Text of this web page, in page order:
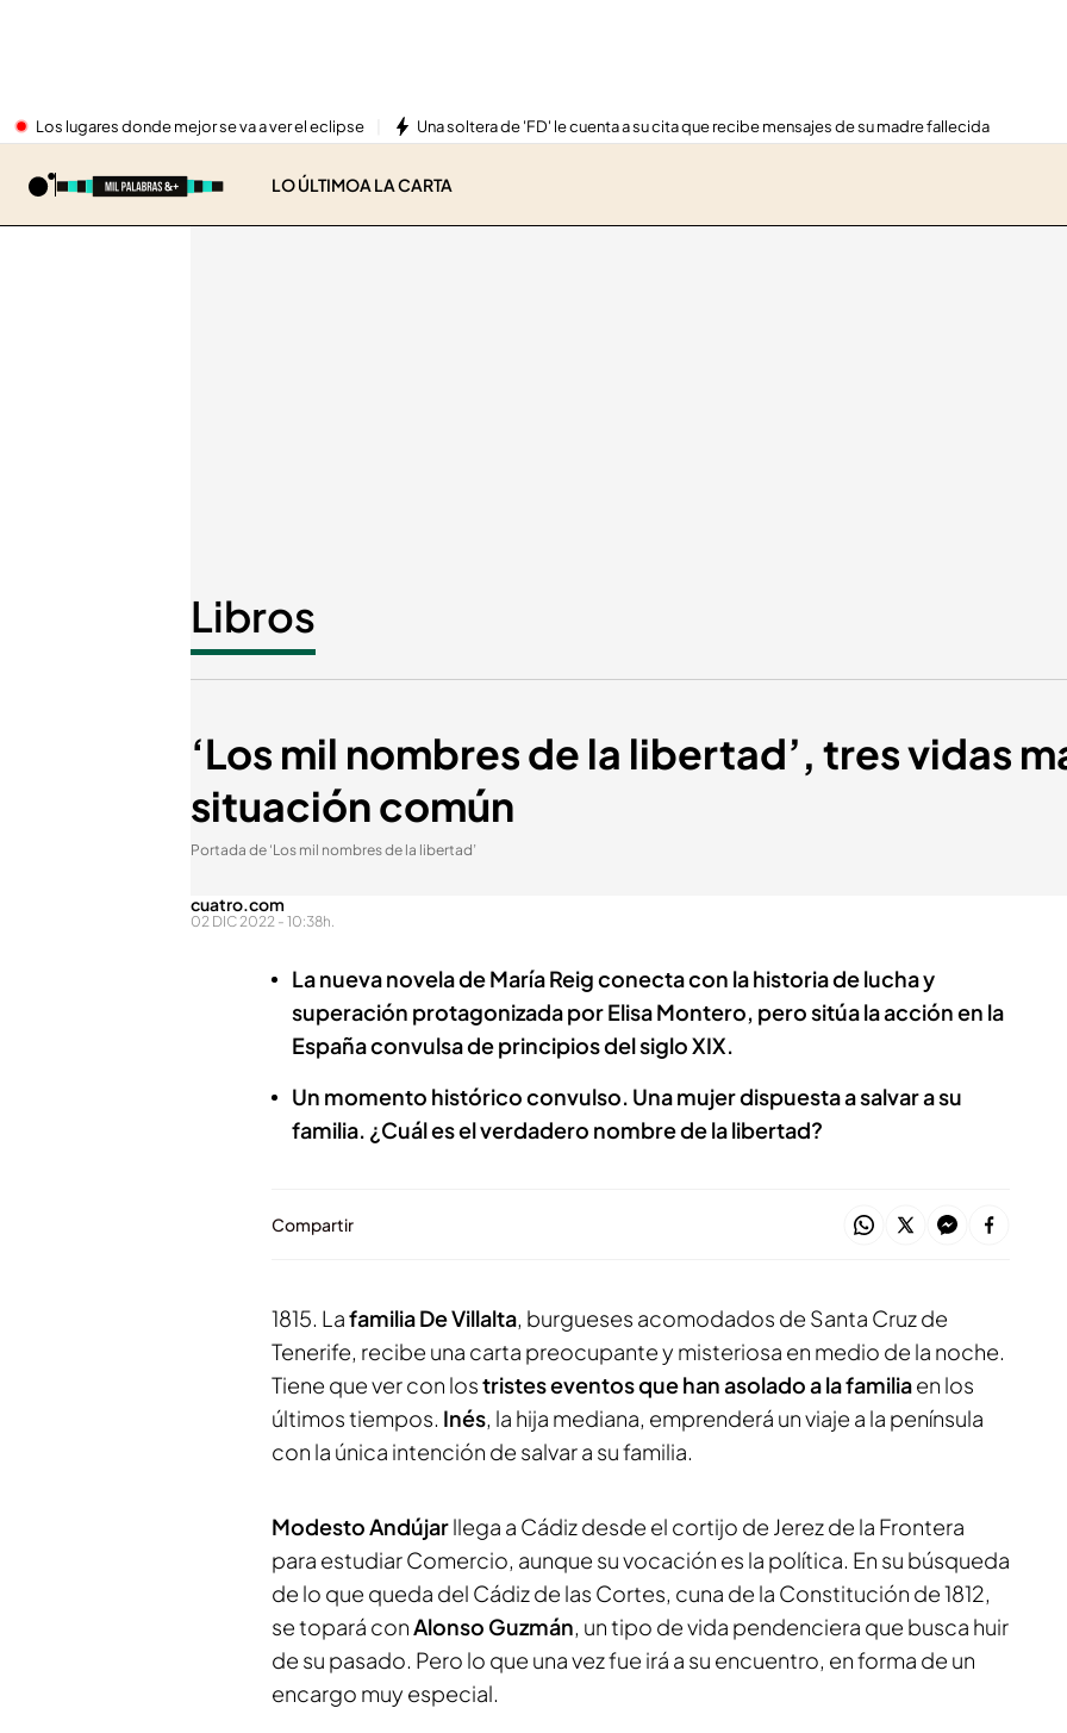
Los lugares donde mejor se va a ver el eclipse Una soltera de 'FD' le cuenta a su cita que recibe mensajes de su madre fallecida
LO ÚLTIMOA LA CARTA
Libros
‘Los mil nombres de la libertad’, tres vidas
situación común
Portada de ‘Los mil nombres de la libertad’
cuatro.com
02 DIC 2022 - 10:38h.
La nueva novela de María Reig conecta con la historia de lucha y
superación protagonizada por Elisa Montero, pero sitúa la acción en la
España convulsa de principios del siglo XIX.
Un momento histórico convulso. Una mujer dispuesta a salvar a su
familia. ¿Cuál es el verdadero nombre de la libertad?
Compartir
1815. Lafamilia De Villalta, burgueses acomodados de Santa Cruz de
Tenerife, recibe una carta preocupante y misteriosa en medio de la noche.
Tiene que ver con lostristes eventos que han asolado a la familiaen los
últimos tiempos. Inés, la hija mediana, emprenderá un viaje a la península
con la única intención de salvar a su familia.
Modesto Andújarllega a Cádiz desde el cortijo de Jerez de la Frontera
para estudiar Comercio, aunque su vocación es la política. En su búsqueda
de lo que queda del Cádiz de las Cortes, cuna de la Constitución de 1812,
se topará conAlonso Guzmán, un tipo de vida pendenciera que busca huir
de su pasado. Pero lo que una vez fue irá a su encuentro, en forma de un
encargo muy especial.